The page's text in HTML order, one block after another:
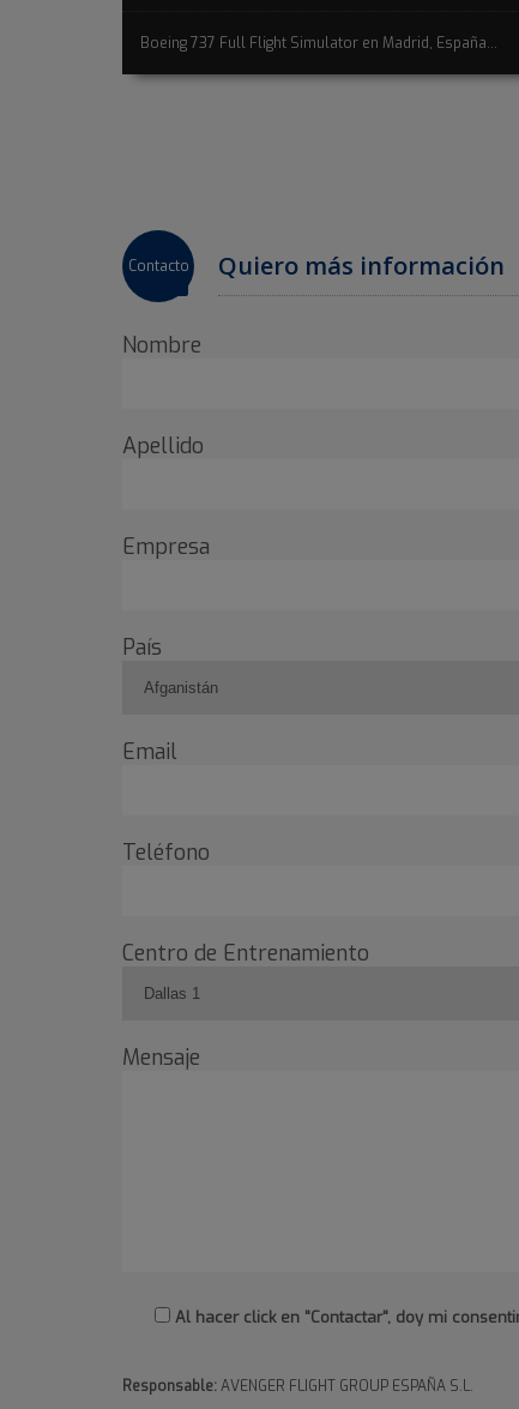
Boeing 737 Full Flight Simulator en Madrid, España...
Contacto Quiero más información
Nombre
Apellido
Empresa
País
Email
Teléfono
Centro de Entrenamiento
Mensaje
Al hacer click en "Contactar", doy mi
Responsable:AVENGER FLIGHT GROUP ESPAÑA S.L.